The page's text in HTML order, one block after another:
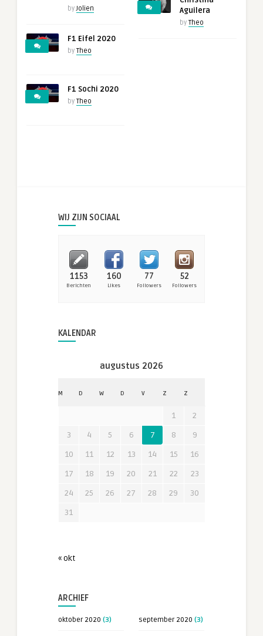
byJolien
F1 Eifel 2020
by Theo
F1 Sochi 2020
by Theo
Aguilera
by Theo
WIJ ZIJN SOCIAAL
1153
Berichten
160
Likes
77
Followers
52
Followers
KALENDAR
augustus 2026
M D W D V Z Z
1
2
3
4 5 6 7 8
9
10
11 12 13 14 15
16
17
18 19 20 21 22
23
24
25 26 27 28 29
30
31
« okt
ARCHIEF
oktober 2020 (3) september 2020 (3)